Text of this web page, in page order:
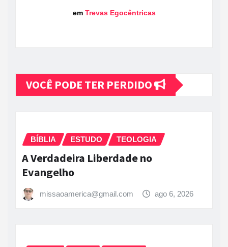
em Trevas Egocêntricas
VOCÊ PODE TER PERDIDO
BÍBLIA ESTUDO TEOLOGIA
A Verdadeira Liberdade no
Evangelho
missaoamerica@gmail.com ago 6, 2026